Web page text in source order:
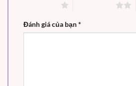
Đánh giá của bạn*